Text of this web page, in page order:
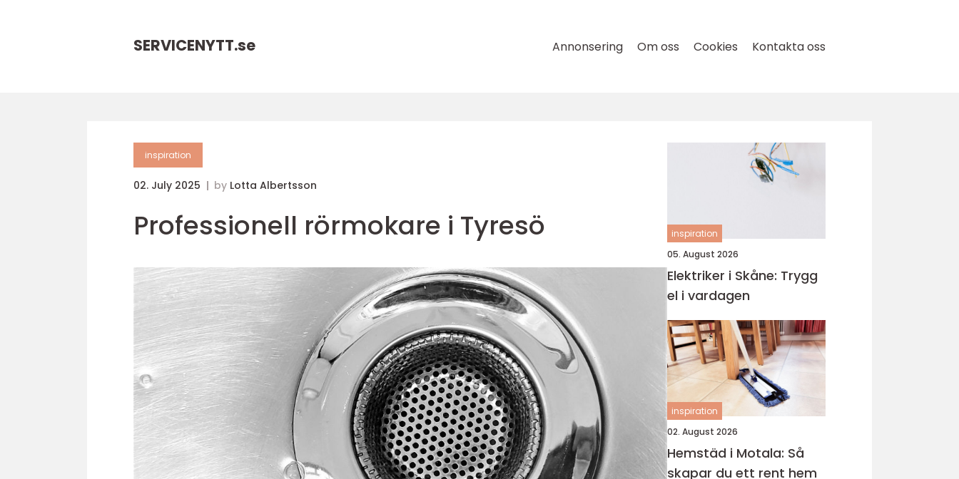
SERVICENYTT.se Annonsering Om oss Cookies Kontakta oss
inspiration
02. July 2025 by Lotta Albertsson
Professionell rörmokare i Tyresö
inspiration
05. August 2026
Elektriker i Skåne: Trygg
el i vardagen
inspiration
02. August 2026
Hemstäd i Motala: Så
skapar du ett rent hem